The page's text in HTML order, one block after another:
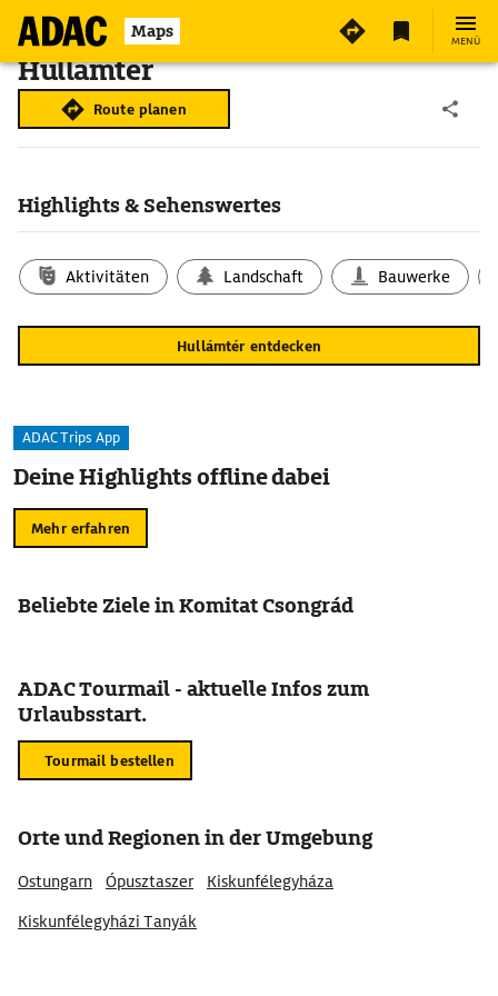
Maps MENÜ
Hullámtér
Route planen
Highlights & Sehenswertes
Aktivitäten Landschaft Bauwerke
Hullámtér entdecken
ADAC Trips App
Deine Highlights offline dabei
Mehr erfahren
Beliebte Ziele in Komitat Csongrád
ADAC Tourmail - aktuelle Infos zum
Urlaubsstart.
Tourmail bestellen
Orte und Regionen in der Umgebung
Ostungarn Ópusztaszer
Kiskunfélegyháza
Kiskunfélegyházi Tanyák